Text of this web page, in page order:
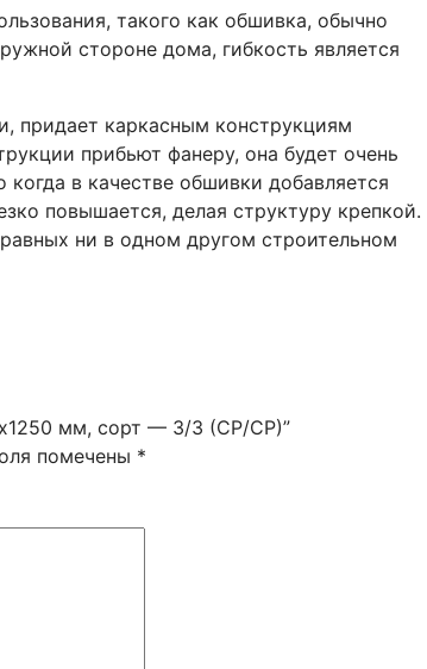
такого как обшивка, обычно
стороне дома, гибкость является
придает каркасным конструкциям
прибьют фанеру, она будет очень
в качестве обшивки добавляется
повышается, делая структуру крепкой.
ни в одном другом строительном
мм, сорт — 3/3 (СР/СР)”
помечены *